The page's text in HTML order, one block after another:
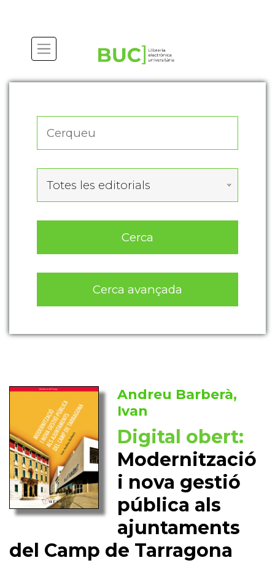
Totes les editorials
Cerca
Cerca avançada
Andreu Barberà,
Ivan
Digital obert:
Modernització
i nova gestió
pública als
ajuntaments
del Camp de Tarragona